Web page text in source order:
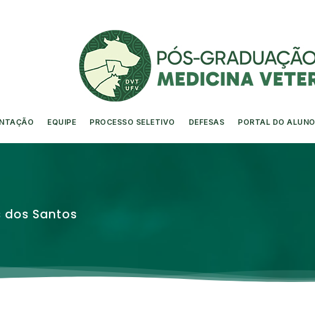
EQUIPE PROCESSO SELETIVO DEFESAS PORTAL DO ALUNO
dos Santos